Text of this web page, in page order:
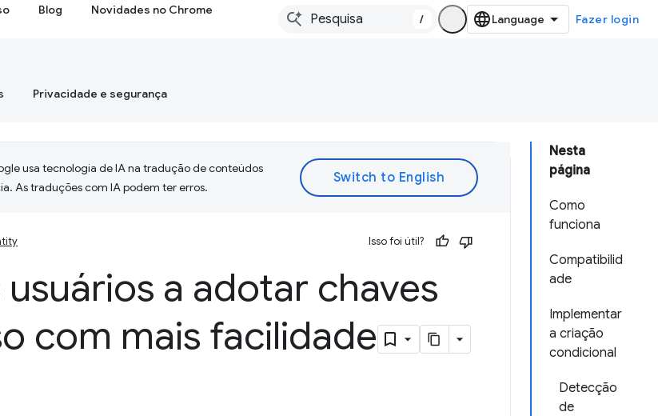
Blog Novidades no Chrome
/ Fazer login
Privacidade e segurança
Nesta
página
Como
funciona
Compatibilid
ade
Implementar
a criação
condicional
Detecção
de
usa tecnologia de IA na tradução de conteúdos
As traduções com IA podem ter erros.
Isso foi útil?
a adotar chaves
com mais facilidade